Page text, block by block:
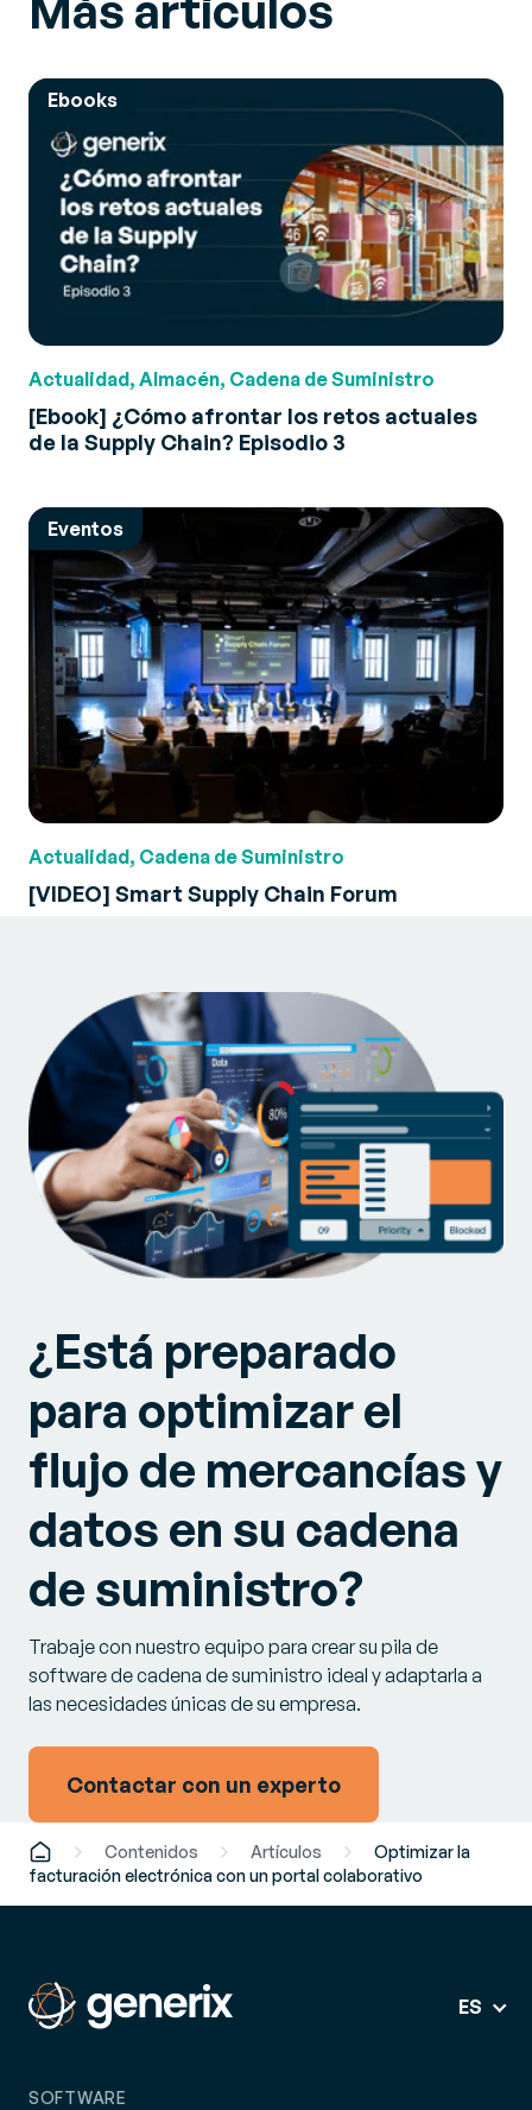
Ebooks
Actualidad, Almacén, Cadena de Suministro
[Ebook] ¿Cómo afrontar los retos actuales
de la Supply Chain? Episodio 3
Eventos
Actualidad, Cadena de Suministro
[VIDEO] Smart Supply Chain Forum
¿Está preparado
para optimizar el
flujo de mercancías y
datos en su cadena
de suministro?
Trabaje con nuestro equipo para crear su pila de
software de cadena de suministro ideal y adaptarla a
las necesidades únicas de su empresa.
Contactar con un experto
Contenidos Artículos
Optimizar la
facturación electrónica con un portal colaborativo
ES
SOFTWARE